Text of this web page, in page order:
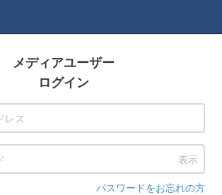
メディアユーザー
ログイン
表示
パスワードをお忘れの方